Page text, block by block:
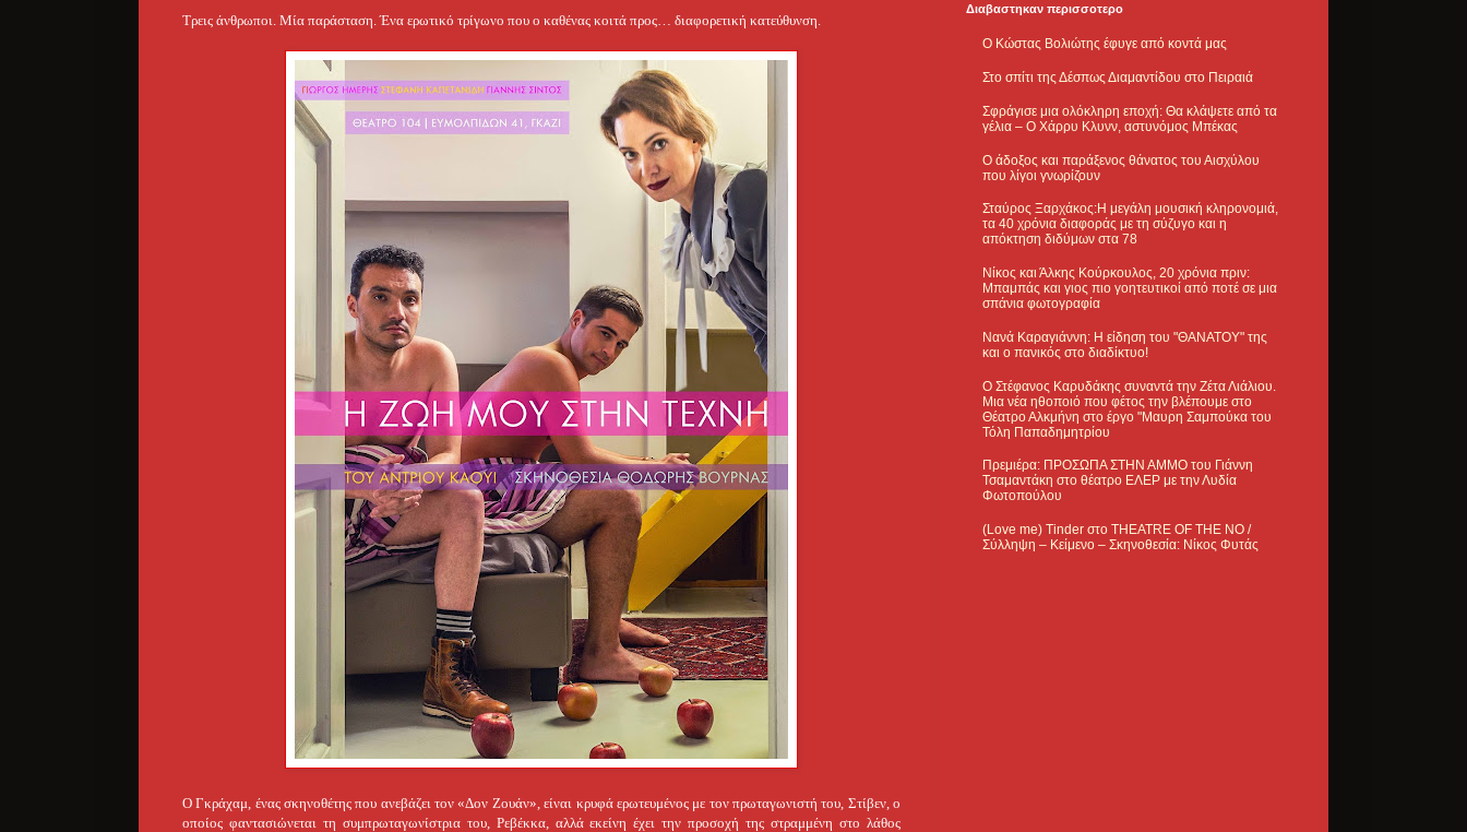
Τρεις άνθρωποι. Μία παράσταση. Ένα ερωτικό τρίγωνο που ο καθένας κοιτά προς… διαφορετική κατεύθυνση.
Ο Γκράχαμ, ένας σκηνοθέτης που ανεβάζει τον «Δον Ζουάν», είναι κρυφά ερωτευμένος με τον πρωταγωνιστή του, Στίβεν, ο
οποίος φαντασιώνεται τη συμπρωταγωνίστρια του, Ρεβέκκα, αλλά εκείνη έχει την προσοχή της στραμμένη στο λάθος
Διαβαστηκαν περισσοτερο
Ο Κώστας Βολιώτης έφυγε από κοντά μας
Στο σπίτι της Δέσπως Διαμαντίδου στο Πειραιά
Σφράγισε μια ολόκληρη εποχή: Θα κλάψετε από τα
γέλια – Ο Χάρρυ Κλυνν, αστυνόμος Μπέκας
Ο άδοξος και παράξενος θάνατος του Αισχύλου
που λίγοι γνωρίζουν
Σταύρος Ξαρχάκος:Η μεγάλη μουσική κληρονομιά,
τα 40 χρόνια διαφοράς με τη σύζυγο και η
απόκτηση διδύμων στα 78
Νίκος και Άλκης Κούρκουλος, 20 χρόνια πριν:
Μπαμπάς και γιος πιο γοητευτικοί από ποτέ σε μια
σπάνια φωτογραφία
Νανά Καραγιάννη: Η είδηση του "ΘΑΝΑΤΟΥ" της
και ο πανικός στο διαδίκτυο!
Ο Στέφανος Καρυδάκης συναντά την Ζέτα Λιάλιου.
Μια νέα ηθοποιό που φέτος την βλέπουμε στο
Θέατρο Αλκμήνη στο έργο "Μαυρη Σαμπούκα του
Τόλη Παπαδημητρίου
Πρεμιέρα: ΠΡΟΣΩΠΑ ΣΤΗΝ ΑΜΜΟ του Γιάννη
Τσαμαντάκη στο θέατρο ΕΛΕΡ με την Λυδία
Φωτοπούλου
(Love me) Tinder στο THEATRE OF THE NO /
Σύλληψη – Κείμενο – Σκηνοθεσία: Νίκος Φυτάς